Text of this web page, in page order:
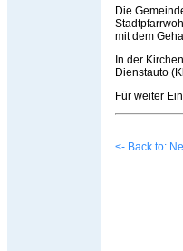
Die
mit dem
In der
Dienstauto
Für weiter
<- Back to: